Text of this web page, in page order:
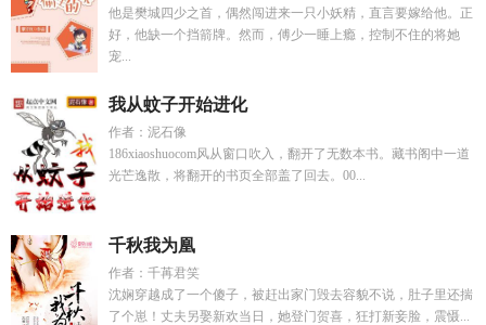
他是樊城四少之首，偶然闯进来一只小妖精，直言要嫁给他。正
好，他缺一个挡箭牌。然而，傅少一睡上瘾，控制不住的将她
宠...
我从蚊子开始进化
作者：泥石像
186xiaoshuocom风从窗口吹入，翻开了无数本书。藏书阁中一道
光芒逸散，将翻开的书页全部盖了回去。00...
千秋我为凰
作者：千苒君笑
沈娴穿越成了一个傻子，被赶出家门毁去容貌不说，肚子里还揣
了个崽！丈夫另娶新欢当日，她登门贺喜，狂打新妾脸，震慑...